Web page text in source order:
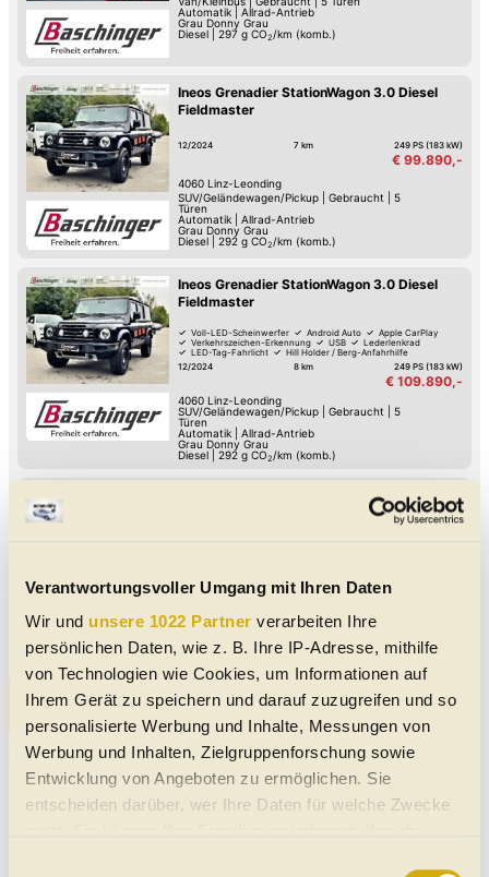
Verantwortungsvoller Umgang mit Ihren Daten
Wir und unsere 1022 Partner verarbeiten Ihre
persönlichen Daten, wie z. B. Ihre IP-Adresse, mithilfe
von Technologien wie Cookies, um Informationen auf
Ihrem Gerät zu speichern und darauf zuzugreifen und so
personalisierte Werbung und Inhalte, Messungen von
Werbung und Inhalten, Zielgruppenforschung sowie
Entwicklung von Angeboten zu ermöglichen. Sie
entscheiden darüber, wer Ihre Daten für welche Zwecke
Automatik| Allrad-Antrieb
Grau Donny Grau
Diesel
297 g CO2 /km (komb.)
Ineos Grenadier StationWagon 3.0 Diesel
Fieldmaster
12/2024 7 km 249 PS (183 kW)
€ 99.890,-
4060 Linz-Leonding
SUV/Geländewagen/Pickup| Gebraucht
5
Türen
Automatik| Allrad-Antrieb
Grau Donny Grau
Diesel
292 g CO2 /km (komb.)
Ineos Grenadier StationWagon 3.0 Diesel
Fieldmaster
Voll-LED-Scheinwerfer Android Auto
Apple CarPlay
Verkehrszeichen-Erkennung
USB
Lederlenkrad
LED-Tag-Fahrlicht
Hill Holder / Berg-Anfahrhilfe
12/2024
8 km 249 PS (183 kW)
€ 109.890,-
4060 Linz-Leonding
SUV/Geländewagen/Pickup| Gebraucht
5
Türen
Automatik| Allrad-Antrieb
Grau Donny Grau
Diesel
292 g CO2 /km (komb.)
Ineos Grenadier Utility Wagon 5-Sitzer
Apple CarPlay
4060 Linz-Leonding
Automatik
Allrad-Antrieb
Blau Eldoret Blau
Alle Ineos Gebrauchtwagen in der Nähe von Wels
und Wels Land
Unsere Ineos Meldungen
Ineos Grenadier (2026):